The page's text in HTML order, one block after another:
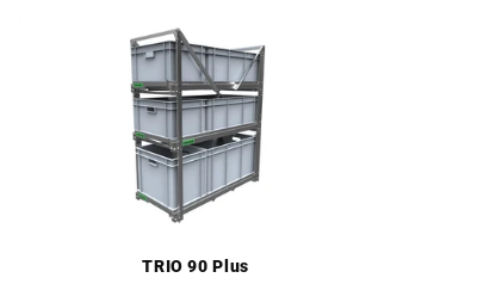
TRIO 90 Plus